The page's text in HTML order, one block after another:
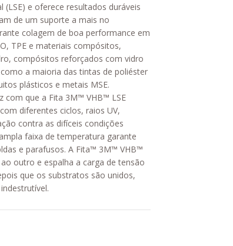
(LSE) e oferece resultados duráveis
de um suporte a mais no
colagem de boa performance em
TPE e materiais compósitos,
compósitos reforçados com vidro
a maioria das tintas de poliéster
plásticos e metais MSE.
com que a Fita 3M™ VHB™ LSE
diferentes ciclos, raios UV,
contra as difíceis condições
faixa de temperatura garante
e parafusos. A Fita™ 3M™ VHB™
outro e espalha a carga de tensão
que os substratos são unidos,